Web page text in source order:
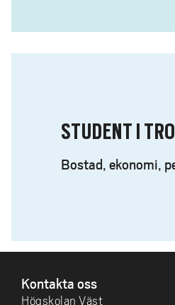
STUDENT I
Bostad, ekonomi,
Kontakta oss
Högskolan Väst